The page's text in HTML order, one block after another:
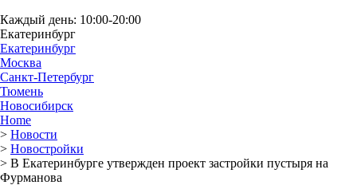
Каждый день: 10:00-20:00
Екатеринбург
Екатеринбург
Москва
Санкт-Петербург
Тюмень
Новосибирск
Home
> Новости
> Новостройки
> В Екатеринбурге утвержден проект застройки пустыря на
Фурманова